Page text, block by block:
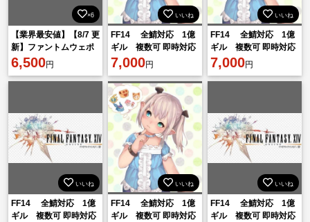
×6
【業界最安値】【8/7 更
新】ファントムウェポ
ン 制作代行
6,500円
いいね
FF14 全鯖対応 1億
ギル 複数可 即時対応
7,000円
いいね
FF14 全鯖対応 1億
ギル 複数可 即時対応
7,000円
いいね
FF14 全鯖対応 1億
ギル 複数可 即時対応
いいね
FF14 全鯖対応 1億
ギル 複数可 即時対応
いいね
FF14 全鯖対応 1億
ギル 複数可 即時対応